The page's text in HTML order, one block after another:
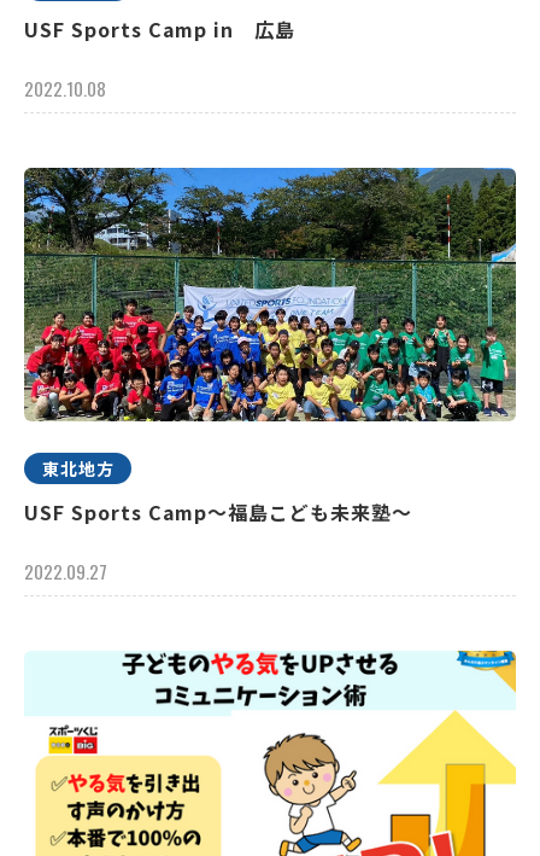
USF Sports Camp in 広島
2022.10.08
東北地方
USF Sports Camp～福島こども未来塾～
2022.09.27